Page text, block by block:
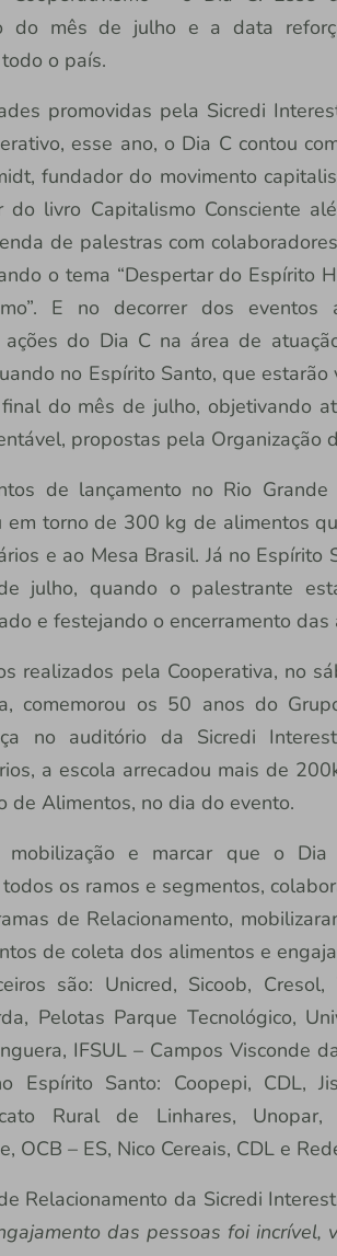
do mês de julho e a data
o país.
promovidas pela Sicredi
esse ano, o Dia C contou
fundador do movimento
do livro Capitalismo Consciente
de palestras com
o tema “Despertar do Espírito
E no decorrer dos eventos
ações do Dia C na área de
no Espírito Santo, que
do mês de julho, objetivando
propostas pela Organização
de lançamento no Rio
em torno de 300 kg de alimentos
e ao Mesa Brasil. Já no Espírito
julho, quando o palestrante
e festejando o encerramento
realizados pela Cooperativa, no
comemorou os 50 anos do
no auditório da Sicredi
a escola arrecadou mais de
de Alimentos, no dia do evento.
mobilização e marcar que o
os ramos e segmentos,
de Relacionamento,
de coleta dos alimentos e
são: Unicred, Sicoob, Cresol,
Pelotas Parque Tecnológico,
IFSUL – Campos Visconde
Espírito Santo: Coopepi, CDL,
Rural de Linhares, Unopar,
OCB – ES, Nico Cereais, CDL e
Relacionamento da Sicredi
das pessoas foi incrível,